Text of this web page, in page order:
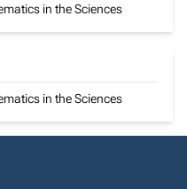
in the Sciences
in the Sciences